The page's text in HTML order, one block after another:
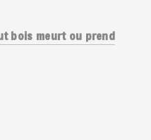
bois meurt ou prend